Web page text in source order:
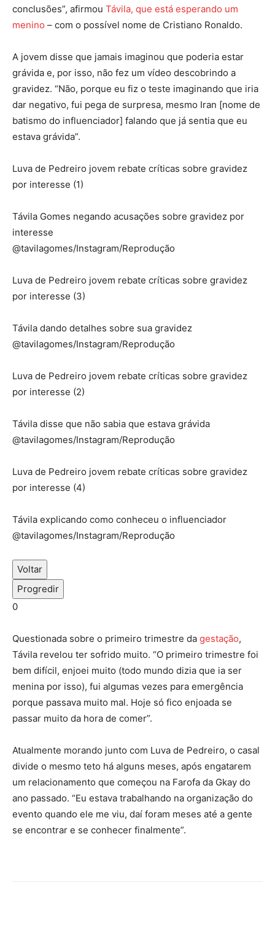
conclusões”, afirmou Távila, que está esperando um
menino – com o possível nome de Cristiano Ronaldo.
A jovem disse que jamais imaginou que poderia estar
grávida e, por isso, não fez um vídeo descobrindo a
gravidez. “Não, porque eu fiz o teste imaginando que iria
dar negativo, fui pega de surpresa, mesmo Iran [nome de
batismo do influenciador] falando que já sentia que eu
estava grávida”.
Luva de Pedreiro jovem rebate críticas sobre gravidez
por interesse (1)
Távila Gomes negando acusações sobre gravidez por
interesse
@tavilagomes/Instagram/Reprodução
Luva de Pedreiro jovem rebate críticas sobre gravidez
por interesse (3)
Távila dando detalhes sobre sua gravidez
@tavilagomes/Instagram/Reprodução
Luva de Pedreiro jovem rebate críticas sobre gravidez
por interesse (2)
Távila disse que não sabia que estava grávida
@tavilagomes/Instagram/Reprodução
Luva de Pedreiro jovem rebate críticas sobre gravidez
por interesse (4)
Távila explicando como conheceu o influenciador
@tavilagomes/Instagram/Reprodução
Voltar
Progredir
0
Questionada sobre o primeiro trimestre da gestação,
Távila revelou ter sofrido muito. “O primeiro trimestre foi
bem difícil, enjoei muito (todo mundo dizia que ia ser
menina por isso), fui algumas vezes para emergência
porque passava muito mal. Hoje só fico enjoada se
passar muito da hora de comer”.
Atualmente morando junto com Luva de Pedreiro, o casal
divide o mesmo teto há alguns meses, após engatarem
um relacionamento que começou na Farofa da Gkay do
ano passado. “Eu estava trabalhando na organização do
evento quando ele me viu, daí foram meses até a gente
se encontrar e se conhecer finalmente”.